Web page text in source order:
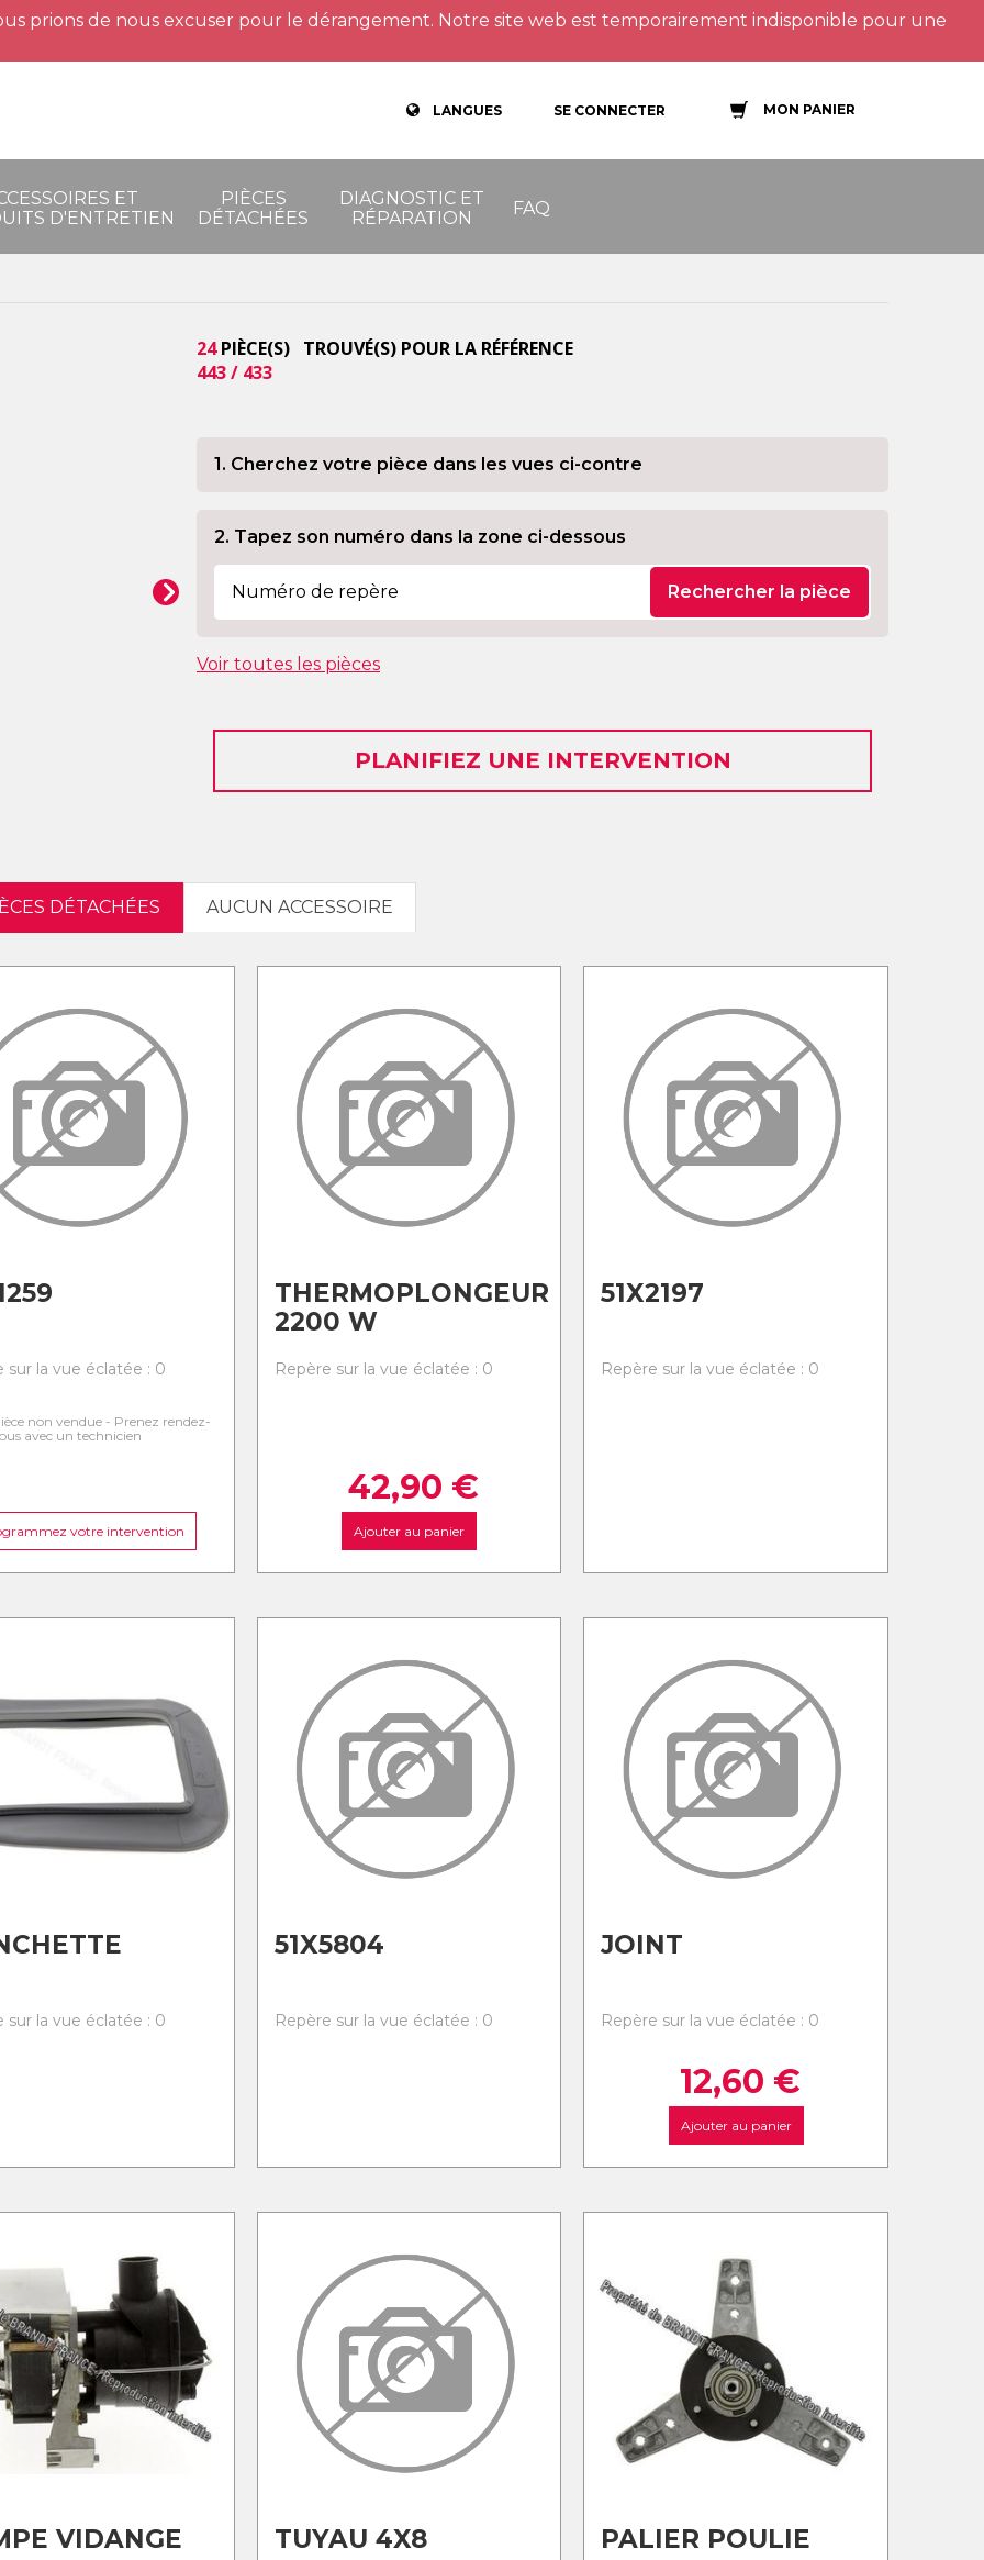
prions de nous excuser pour le dérangement. Notre site web est temporairement indisponible pour une
LANGUES SE CONNECTER MON PANIER
ET
D'ENTRETIEN
PIÈCES
DÉTACHÉES
DIAGNOSTIC ET
RÉPARATION
FAQ
24PIÈCE(S) TROUVÉ(S) POUR LA RÉFÉRENCE
443 / 433
1. Cherchez votre pièce dans les vues ci-contre
2. Tapez son numéro dans la zone ci-dessous
Rechercher la pièce
Voir toutes les pièces
PLANIFIEZ UNE INTERVENTION
DÉTACHÉES AUCUN ACCESSOIRE
sur la vue éclatée : 0
non vendue - Prenez rendez-
avec un technicien
votre intervention
THERMOPLONGEUR
2200 W
Repère sur la vue éclatée : 0
42,90 €
Ajouter au panier
51X2197
Repère sur la vue éclatée : 0
sur la vue éclatée : 0
51X5804
Repère sur la vue éclatée : 0
JOINT
Repère sur la vue éclatée : 0
12,60 €
Ajouter au panier
VIDANGE TUYAU 4X8 PALIER POULIE